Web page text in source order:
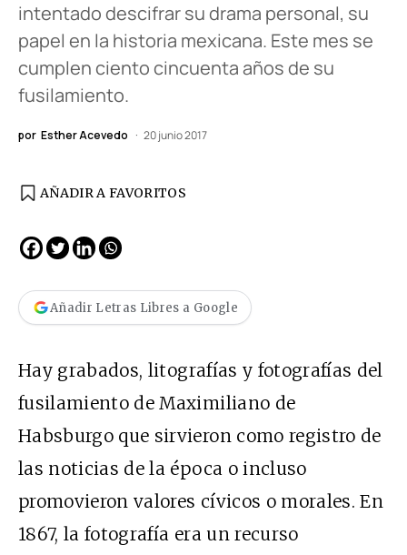
intentado descifrar su drama personal, su
papel en la historia mexicana. Este mes se
cumplen ciento cincuenta años de su
fusilamiento.
por Esther Acevedo 20 junio 2017
AÑADIR A FAVORITOS
Añadir Letras Libres a Google
Hay grabados, litografías y fotografías del
fusilamiento de Maximiliano de
Habsburgo que sirvieron como registro de
las noticias de la época o incluso
promovieron valores cívicos o morales. En
1867, la fotografía era un recurso